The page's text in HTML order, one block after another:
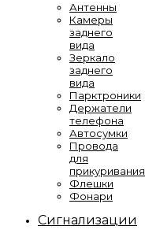
Антенны
Камеры
заднего
вида
Зеркало
заднего
вида
Парктроники
Держатели
телефона
Автосумки
Провода
для
прикуривания
Флешки
Фонари
Сигнализации